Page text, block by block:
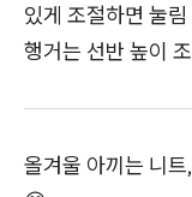
있게 조절하면 눌
행거는 선반 높이
올겨울 아끼는 니